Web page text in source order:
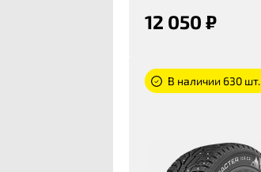
12 050 ₽
В наличии 630 шт.